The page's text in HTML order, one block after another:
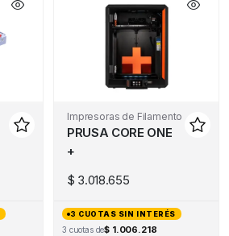
Impresoras de Filamento
PRUSA CORE ONE
+
$ 3.018.655
3 CUOTAS SIN INTERÉS
3 cuotas de$ 1.006.218